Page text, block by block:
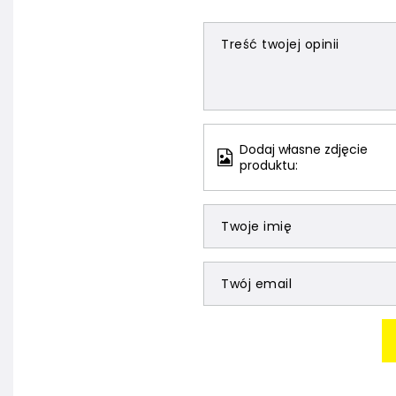
Treść twojej opinii
Dodaj własne zdjęcie
produktu:
Twoje imię
Twój email